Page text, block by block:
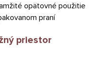
opätovné použitie
praní
priestor